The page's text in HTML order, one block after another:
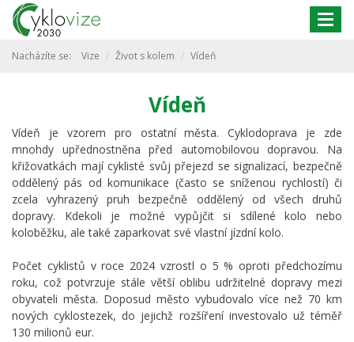
Nacházíte se: Vize Život s kolem Vídeň
Vídeň
Vídeň je vzorem pro ostatní města. Cyklodoprava je zde
mnohdy upřednostněna před automobilovou dopravou. Na
křižovatkách mají cyklisté svůj přejezd se signalizací, bezpečně
oddělený pás od komunikace (často se sníženou rychlostí) či
zcela vyhrazený pruh bezpečně oddělený od všech druhů
dopravy. Kdekoli je možné vypůjčit si sdílené kolo nebo
koloběžku, ale také zaparkovat své vlastní jízdní kolo.
Počet cyklistů v roce 2024 vzrostl o 5 % oproti předchozímu
roku, což potvrzuje stále větší oblibu udržitelné dopravy mezi
obyvateli města. Doposud město vybudovalo více než 70 km
nových cyklostezek, do jejichž rozšíření investovalo už téměř
130 milionů eur.